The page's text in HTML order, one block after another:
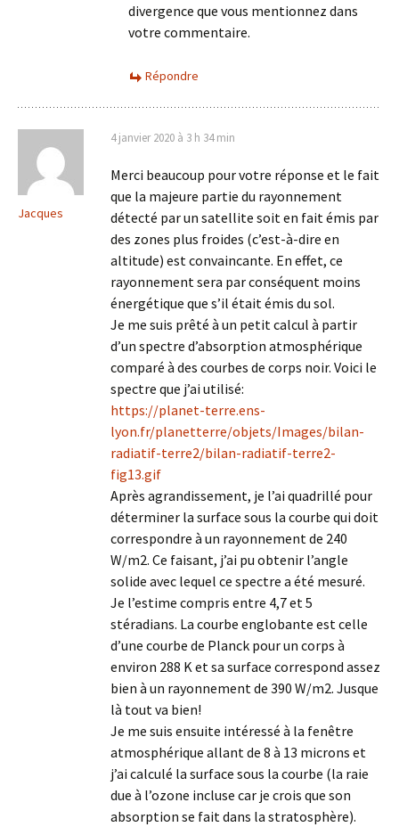
divergence que vous mentionnez dans
votre commentaire.
Répondre
Jacques
4 janvier 2020 à 3 h 34 min
Merci beaucoup pour votre réponse et le fait
que la majeure partie du rayonnement
détecté par un satellite soit en fait émis par
des zones plus froides (c’est-à-dire en
altitude) est convaincante. En effet, ce
rayonnement sera par conséquent moins
énergétique que s’il était émis du sol.
Je me suis prêté à un petit calcul à partir
d’un spectre d’absorption atmosphérique
comparé à des courbes de corps noir. Voici le
spectre que j’ai utilisé:
https://planet-terre.ens-
lyon.fr/planetterre/objets/Images/bilan-
radiatif-terre2/bilan-radiatif-terre2-
fig13.gif
Après agrandissement, je l’ai quadrillé pour
déterminer la surface sous la courbe qui doit
correspondre à un rayonnement de 240
W/m2. Ce faisant, j’ai pu obtenir l’angle
solide avec lequel ce spectre a été mesuré.
Je l’estime compris entre 4,7 et 5
stéradians. La courbe englobante est celle
d’une courbe de Planck pour un corps à
environ 288 K et sa surface correspond assez
bien à un rayonnement de 390 W/m2. Jusque
là tout va bien!
Je me suis ensuite intéressé à la fenêtre
atmosphérique allant de 8 à 13 microns et
j’ai calculé la surface sous la courbe (la raie
due à l’ozone incluse car je crois que son
absorption se fait dans la stratosphère).